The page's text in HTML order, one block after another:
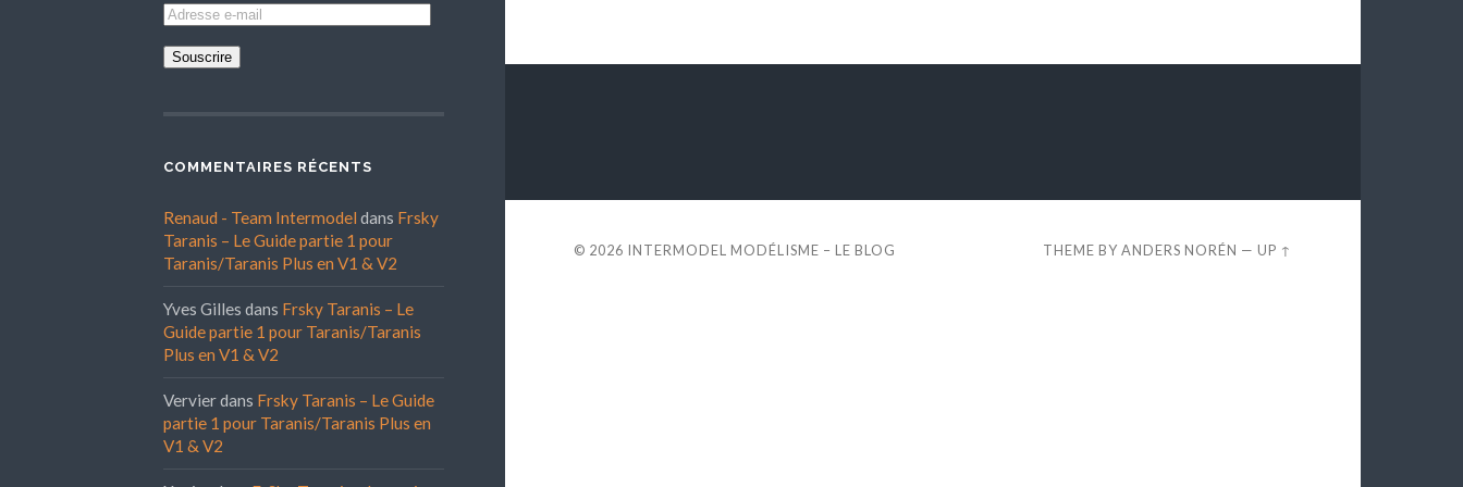
Adresse
e-
COMMENTAIRES RÉCENTS
Renaud - Team Intermodel dans Frsky
Taranis – Le Guide partie 1 pour
Taranis/Taranis Plus en V1 & V2
Yves Gilles dans Frsky Taranis – Le
Guide partie 1 pour Taranis/Taranis
Plus en V1 & V2
Vervierdans Frsky Taranis – Le Guide
partie 1 pour Taranis/Taranis Plus en
V1 & V2
© 2026 INTERMODEL MODÉLISME – LE BLOG THEME BYANDERS NORÉN —UP ↑